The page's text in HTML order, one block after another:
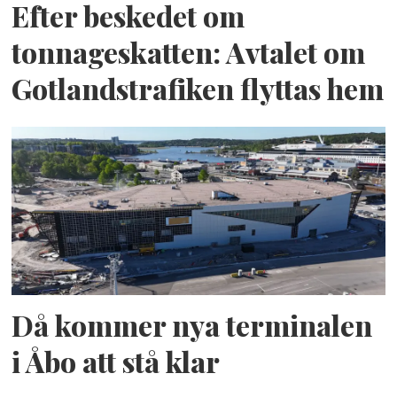
Efter beskedet om
tonnageskatten: Avtalet om
Gotlandstrafiken flyttas hem
Då kommer nya terminalen
i Åbo att stå klar